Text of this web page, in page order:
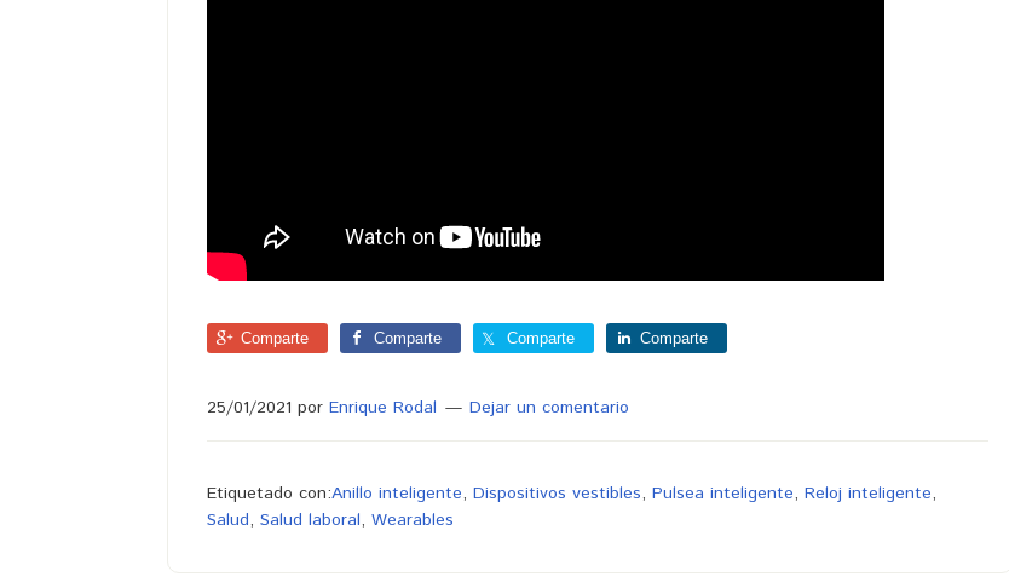
Comparte Comparte Comparte Comparte
25/01/2021 por Enrique Rodal Dejar un comentario
Etiquetado con:Anillo inteligente, Dispositivos vestibles, Pulsea inteligente, Reloj inteligente,
Salud, Salud laboral, Wearables